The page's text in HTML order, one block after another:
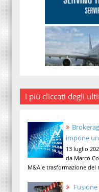
I più cliccati degli
impone
13 luglio
da Marco
M&A e trasformazione del
Fusione